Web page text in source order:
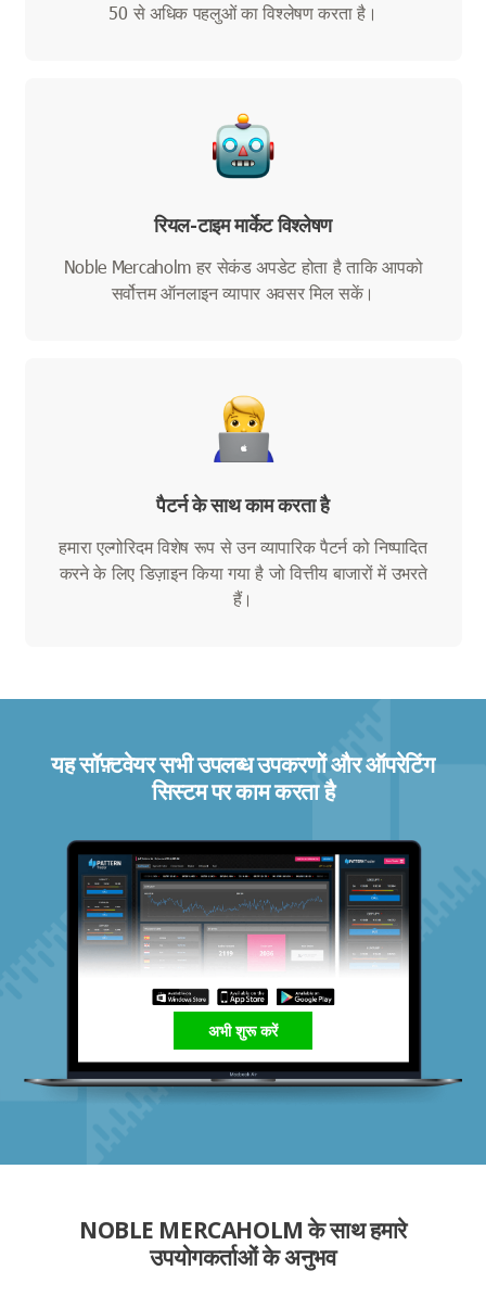
50 से अधिक पहलुओं का विश्लेषण करता है।
रियल-टाइम मार्केट विश्लेषण
Noble Mercaholm हर सेकंड अपडेट होता है ताकि आपको
सर्वोत्तम ऑनलाइन व्यापार अवसर मिल सकें।
पैटर्न के साथ काम करता है
हमारा एल्गोरिदम विशेष रूप से उन व्यापारिक पैटर्न को निष्पादित
करने के लिए डिज़ाइन किया गया है जो वित्तीय बाजारों में उभरते
हैं।
यह सॉफ़्टवेयर सभी उपलब्ध उपकरणों और ऑपरेटिंग
सिस्टम पर काम करता है
अभी शुरू करें
NOBLE MERCAHOLM के साथ हमारे
उपयोगकर्ताओं के अनुभव